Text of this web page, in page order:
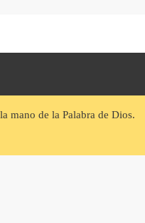
mano de la Palabra de Dios.